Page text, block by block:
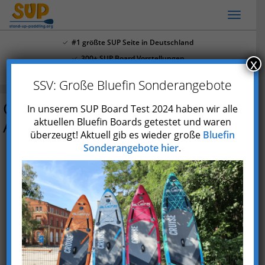
Skip
content
#1 größte SUP Seite in Deutschland
300+ SUP Board Vorstellungen
Chasing Blue (Outdoor Master)
Aqua Spirit
Preis prüfen*
Typ
Aufblasbar (iSUP)
Marke
Chasing Blue (Outdoor Master)
Skill
ambitionierteAnfängerundFortgeschrittene
Einsatzgebiet
Allround-Board(Allrounder)
max.
ca. 90 kg
SSV: Große Bluefin Sonderangebote
In unserem SUP Board Test 2024 haben wir alle
aktuellen Bluefin Boards getestet und waren
überzeugt! Aktuell gib es wieder große Bluefin
Sonderangebote hier.
x